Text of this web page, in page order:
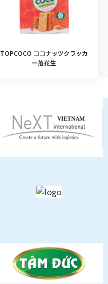
TOPCOCO ココナッツクラッカ
ー落花生